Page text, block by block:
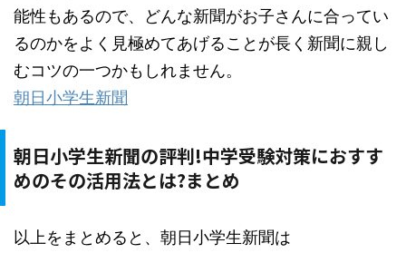
能性もあるので、どんな新聞がお子さんに合ってい
るのかをよく見極めてあげることが長く新聞に親し
むコツの一つかもしれません。
朝日小学生新聞
朝日小学生新聞の評判!中学受験対策におすす
めのその活用法とは?まとめ
以上をまとめると、朝日小学生新聞は